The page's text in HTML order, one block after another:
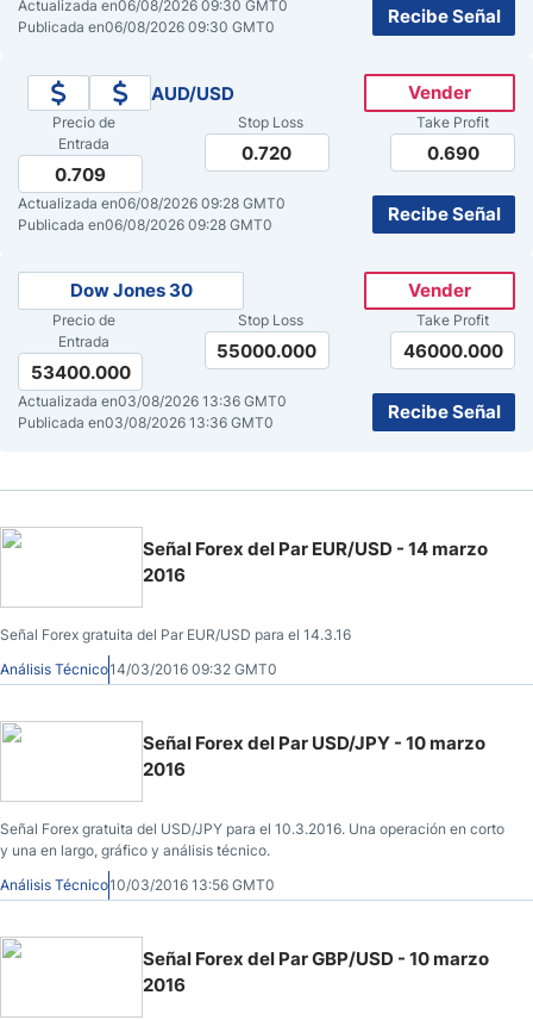
Actualizada en06/08/2026 09:30 GMT0
Publicada en06/08/2026 09:30 GMT0 Recibe Señal
AUD/USD Vender
Precio de
Entrada
0.709
Stop Loss
0.720
Take Profit
0.690
Actualizada en06/08/2026 09:28 GMT0
Publicada en06/08/2026 09:28 GMT0 Recibe Señal
Dow Jones 30 Vender
Precio de
Entrada
53400.000
Stop Loss
55000.000
Take Profit
46000.000
Actualizada en03/08/2026 13:36 GMT0
Publicada en03/08/2026 13:36 GMT0 Recibe Señal
Señal Forex del Par EUR/USD - 14 marzo
2016
Señal Forex gratuita del Par EUR/USD para el 14.3.16
Análisis Técnico14/03/2016 09:32 GMT0
Señal Forex del Par USD/JPY - 10 marzo
2016
Señal Forex gratuita del USD/JPY para el 10.3.2016. Una operación en corto
y una en largo, gráfico y análisis técnico.
Análisis Técnico10/03/2016 13:56 GMT0
Señal Forex del Par GBP/USD - 10 marzo
2016